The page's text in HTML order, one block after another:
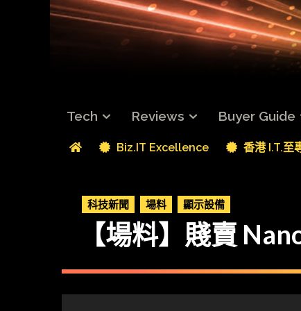
Tech Reviews Buyer Guide
Biz.IT Excellence 香港 I.T.至
科技新聞 場料 顯示設備
【場料】賤賣